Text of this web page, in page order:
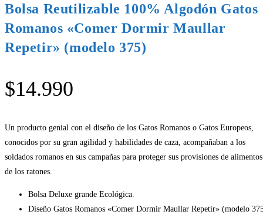
Bolsa Reutilizable 100% Algodón Gatos
Romanos «Comer Dormir Maullar
Repetir» (modelo 375)
$14.990
Un producto genial con el diseño de los Gatos Romanos o Gatos Europeos,
conocidos por su gran agilidad y habilidades de caza, acompañaban a los
soldados romanos en sus campañas para proteger sus provisiones de alimentos
de los ratones.
Bolsa Deluxe grande Ecológica.
Diseño Gatos Romanos «Comer Dormir Maullar Repetir» (modelo